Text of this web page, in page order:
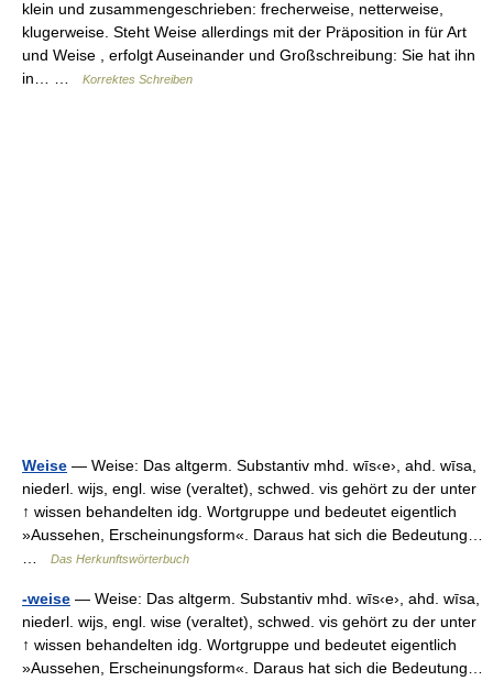
klein und zusammengeschrieben: frecherweise, netterweise,
klugerweise. Steht Weise allerdings mit der Präposition in für Art
und Weise , erfolgt Auseinander und Großschreibung: Sie hat ihn
in… …
Korrektes Schreiben
Weise — Weise: Das altgerm. Substantiv mhd. wīs‹e›, ahd. wīsa,
niederl. wijs, engl. wise (veraltet), schwed. vis gehört zu der unter
↑ wissen behandelten idg. Wortgruppe und bedeutet eigentlich
»Aussehen, Erscheinungsform«. Daraus hat sich die Bedeutung…
Das Herkunftswörterbuch
-weise — Weise: Das altgerm. Substantiv mhd. wīs‹e›, ahd. wīsa,
niederl. wijs, engl. wise (veraltet), schwed. vis gehört zu der unter
↑ wissen behandelten idg. Wortgruppe und bedeutet eigentlich
»Aussehen, Erscheinungsform«. Daraus hat sich die Bedeutung…